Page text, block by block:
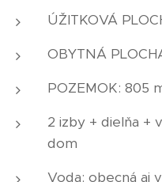
ÚŽITKOVÁ
OBYTNÁ
POZEMOK: 805
2 izby + dielňa +
dom
Voda: obecná aj